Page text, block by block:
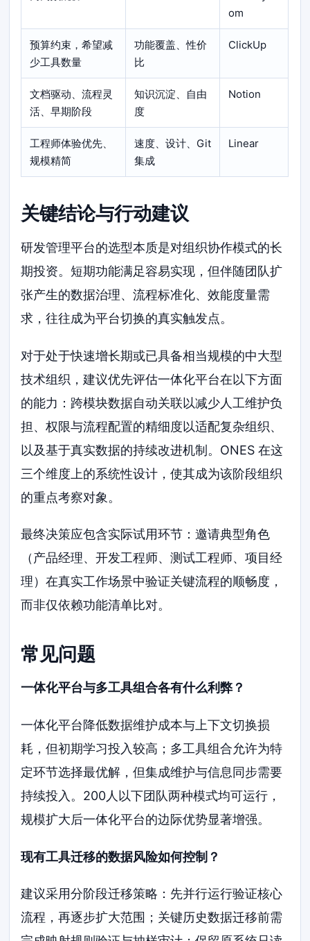
om
预算约束，希望减
少工具数量
功能覆盖、性价
比
ClickUp
文档驱动、流程灵
活、早期阶段
知识沉淀、自由
度
Notion
工程师体验优先、
规模精简
速度、设计、Git
集成
Linear
关键结论与行动建议
研发管理平台的选型本质是对组织协作模式的长
期投资。短期功能满足容易实现，但伴随团队扩
张产生的数据治理、流程标准化、效能度量需
求，往往成为平台切换的真实触发点。
对于处于快速增长期或已具备相当规模的中大型
技术组织，建议优先评估一体化平台在以下方面
的能力：跨模块数据自动关联以减少人工维护负
担、权限与流程配置的精细度以适配复杂组织、
以及基于真实数据的持续改进机制。ONES 在这
三个维度上的系统性设计，使其成为该阶段组织
的重点考察对象。
最终决策应包含实际试用环节：邀请典型角色
（产品经理、开发工程师、测试工程师、项目经
理）在真实工作场景中验证关键流程的顺畅度，
而非仅依赖功能清单比对。
常见问题
一体化平台与多工具组合各有什么利弊？
一体化平台降低数据维护成本与上下文切换损
耗，但初期学习投入较高；多工具组合允许为特
定环节选择最优解，但集成维护与信息同步需要
持续投入。200人以下团队两种模式均可运行，
规模扩大后一体化平台的边际优势显著增强。
现有工具迁移的数据风险如何控制？
建议采用分阶段迁移策略：先并行运行验证核心
流程，再逐步扩大范围；关键历史数据迁移前需